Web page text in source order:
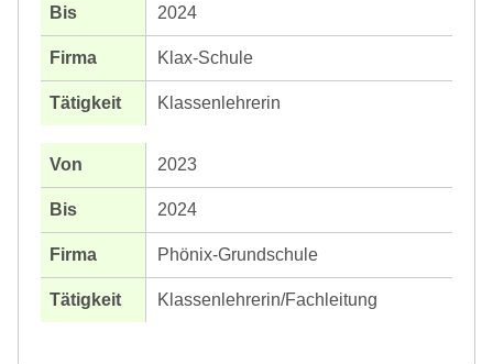
2024
Klax-Schule
Klassenlehrerin
2023
2024
Phönix-Grundschule
Klassenlehrerin/Fachleitung